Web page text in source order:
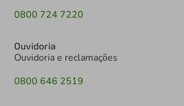
0800 724 7220
Ouvidoria
Ouvidoria e reclamações
0800 646 2519